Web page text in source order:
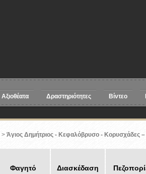
Αξιοθέατα Δραστηριότητες Βίντεο
> Άγιος Δημήτριος - Κεφαλόβρυσο - Κορυσχάδες –
Φαγητό Διασκέδαση